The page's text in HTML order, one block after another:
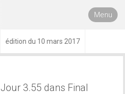
Menu
édition du 10 mars 2017
3.55 dans Final